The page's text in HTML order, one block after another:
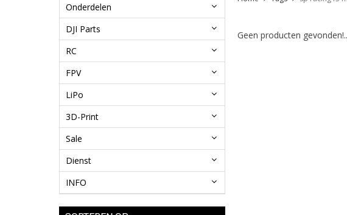
Onderdelen
DJI Parts
RC
FPV
LiPo
3D-Print
Sale
Dienst
INFO
Geen producten